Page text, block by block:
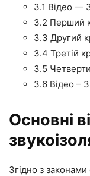
3.1 Відео —
3.2 Перший
3.3 Другий
3.4 Третій
3.5
3.6 Відео –
Основні
Згідно з